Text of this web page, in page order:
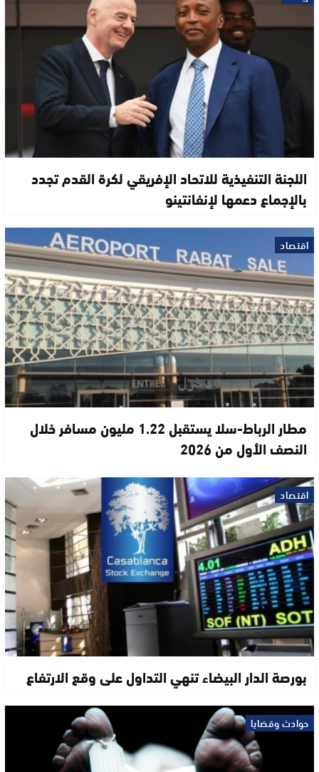
اللجنة التنفيذية للاتحاد الإفريقي لكرة القدم تجدد
بالإجماع دعمها لإنفانتينو
اقتصاد
مطار الرباط-سلا يستقبل 1.22 مليون مسافر خلال
النصف الأول من 2026
اقتصاد
بورصة الدار البيضاء تنهي التداول على وقع الارتفاع
حوادث وقضايا